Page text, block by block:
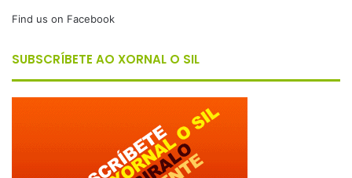
Find us on Facebook
SUBSCRÍBETE AO XORNAL O SIL